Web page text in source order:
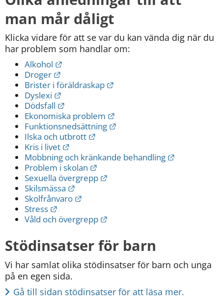
man mår dåligt
Klicka vidare för att se var du kan vända dig när du
har problem som handlar om:
Alkohol
Länk till annan webbplats.
Droger
Länk till annan webbplats.
Brister i föräldraskap
Länk till annan webbplats.
Dyslexi
Länk till annan webbplats.
Dödsfall
Länk till annan webbplats.
Ekonomiska problem
Länk till annan webbplats.
Funktionsnedsättning
Länk till annan webbplats.
Ilska och utbrott
Länk till annan webbplats.
Kris i livet
Länk till annan webbplats.
Mobbning och kränkande behandling
Länk till
Problem i skolan
Länk till annan webbplats.
Sexuella övergrepp
Länk till annan webbplats.
Skilsmässa
Länk till annan webbplats.
Skolfrånvaro
Länk till annan webbplats.
Stress
Länk till annan webbplats.
Våld och övergrepp
Länk till annan webbplats.
Stödinsatser för barn
Vi har samlat olika stödinsatser för barn och unga
på en egen sida.
Gå till sidan stödinsatser för att läsa mer.